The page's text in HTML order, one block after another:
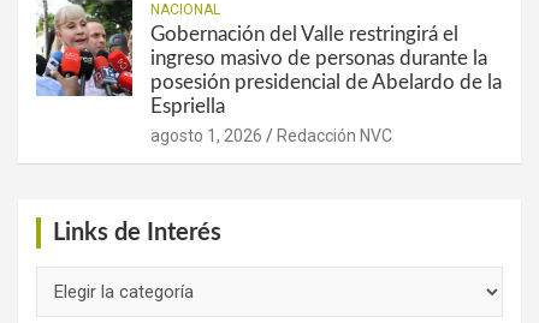
NACIONAL
Gobernación del Valle restringirá el
ingreso masivo de personas durante la
posesión presidencial de Abelardo de la
Espriella
agosto 1, 2026 Redacción NVC
Links de Interés